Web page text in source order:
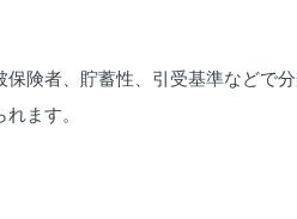
険者、貯蓄性、引受基準などで
ます。